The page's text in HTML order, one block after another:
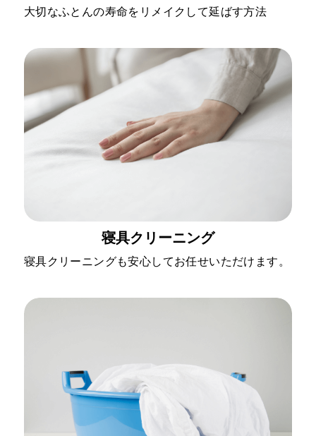
大切なふとんの寿命をリメイクして延ばす方法
寝具クリーニング
寝具クリーニングも安心してお任せいただけます。